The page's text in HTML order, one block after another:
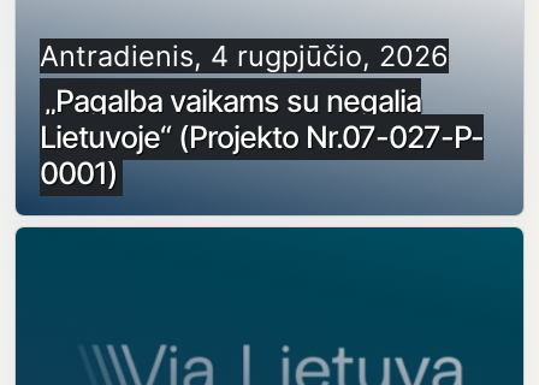
Antradienis, 4 rugpjūčio, 2026
„Pagalba vaikams su negalia
Lietuvoje“ (Projekto Nr.07-027-P-
0001)